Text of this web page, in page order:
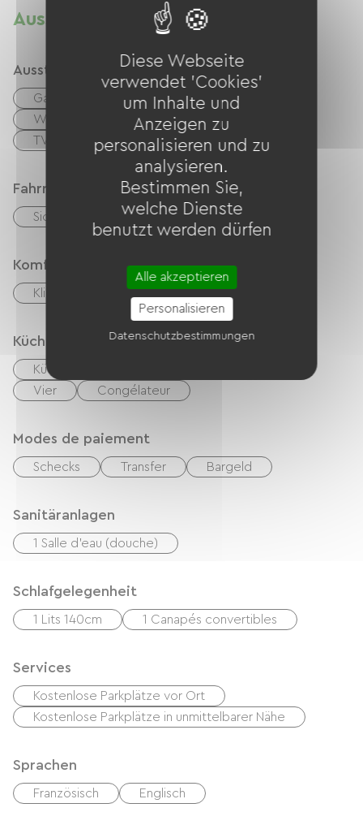
PEUFEUILHOUX, AINAY LE VIEL, pont de la
TRANCHASSE....
Ausstattung
Ausstattung
Garten
Kaffeemaschine
Waschmaschine
Kostenloses WLAN
TV
Grillen
Fahrradannahme
Sicherer Fahrradunterstand
Komfort
Klimaanlage Essbereich im Freien
Küche
Küche
Vier
Congélateur
Modes de paiement
Schecks Transfer Bargeld
Sanitäranlagen
1 Salle d'eau (douche)
Schlafgelegenheit
1 Lits 140cm 1 Canapés convertibles
Services
Kostenlose Parkplätze vor Ort
Kostenlose Parkplätze in unmittelbarer Nähe
Sprachen
Französisch Englisch
Diese Webseite
verwendet 'Cookies'
um Inhalte und
Anzeigen zu
personalisieren und zu
analysieren.
Bestimmen Sie,
welche Dienste
benutzt werden dürfen
Alle akzeptieren
Personalisieren
Datenschutzbestimmungen